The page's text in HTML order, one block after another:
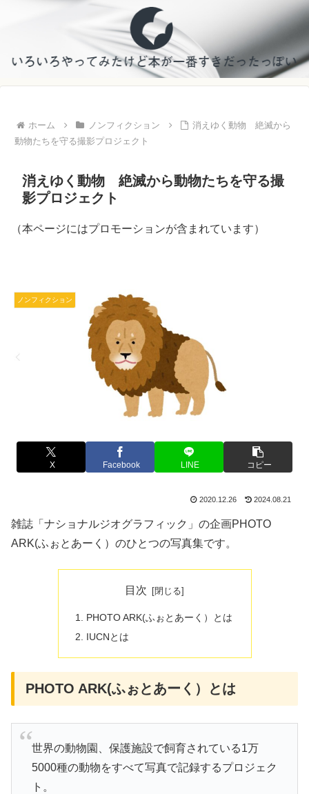
ホーム ノンフィクション
消えゆく動物 絶滅から
動物たちを守る撮影プロジェクト
消えゆく動物 絶滅から動物たちを守る撮
影プロジェクト
（本ページにはプロモーションが含まれています）
ノンフィクション
X Facebook LINE コピー
2020.12.26 2024.08.21
雑誌「ナショナルジオグラフィック」の企画PHOTO
ARK(ふぉとあーく）のひとつの写真集です。
目次
PHOTO ARK(ふぉとあーく）とは
IUCNとは
PHOTO ARK(ふぉとあーく）とは
世界の動物園、保護施設で飼育されている1万
5000種の動物をすべて写真で記録するプロジェク
ト。